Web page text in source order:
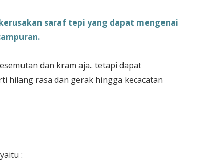
saraf tepi yang dapat mengenai
dan kram aja.. tetapi dapat
hilang rasa dan gerak hingga kecacatan
: